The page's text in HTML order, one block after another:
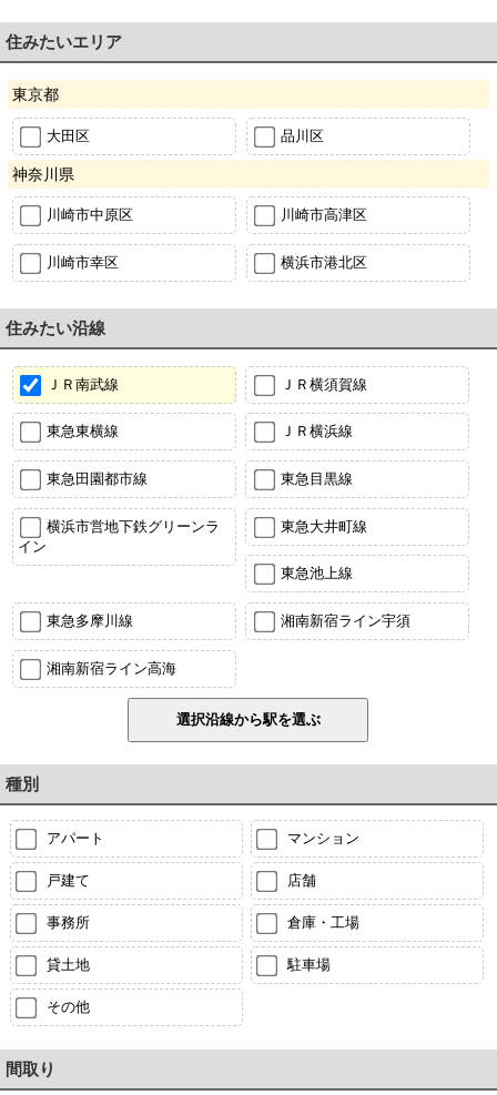
住みたいエリア
東京都
大田区 品川区
神奈川県
川崎市中原区 川崎市高津区
川崎市幸区 横浜市港北区
住みたい沿線
ＪＲ南武線 ＪＲ横須賀線
東急東横線 ＪＲ横浜線
東急田園都市線 東急目黒線
横浜市営地下鉄グリーンラ
イン
東急大井町線
東急池上線
東急多摩川線 湘南新宿ライン宇須
湘南新宿ライン高海
種別
アパート マンション
戸建て 店舗
事務所 倉庫・工場
貸土地 駐車場
その他
間取り